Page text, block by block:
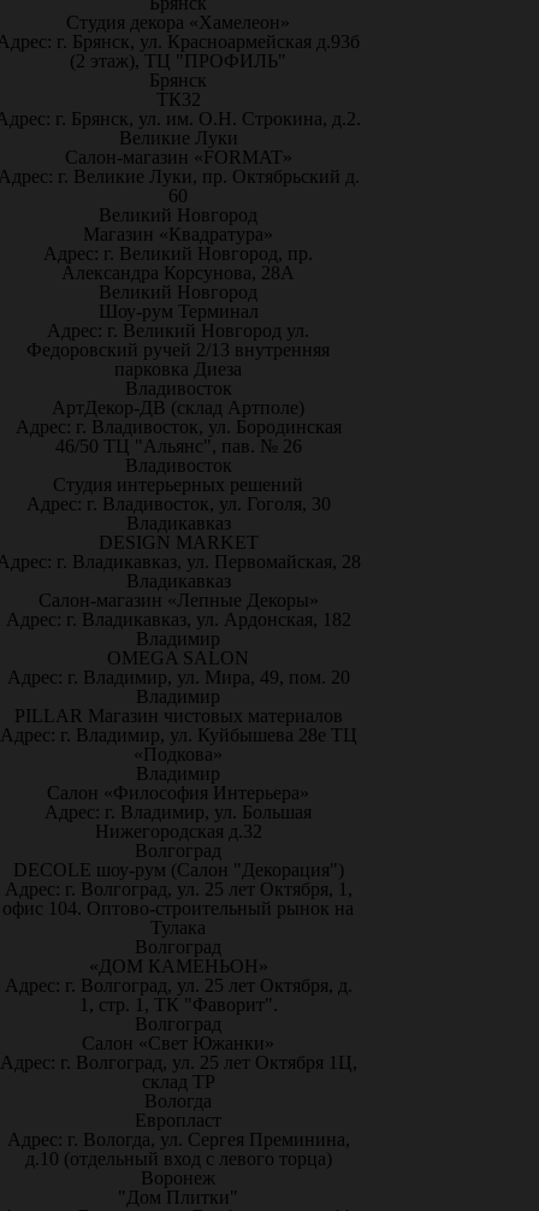
Студия декора «Хамелеон»
г. Брянск, ул. Красноармейская д.93б
(2 этаж), ТЦ "ПРОФИЛЬ"
Брянск
ТК32
г. Брянск, ул. им. О.Н. Строкина, д.2.
Великие Луки
Салон-магазин «FORMAT»
г. Великие Луки, пр. Октябрьский д.
60
Великий Новгород
Магазин «Квадратура»
Адрес: г. Великий Новгород, пр.
Александра Корсунова, 28А
Великий Новгород
Шоу-рум Терминал
Адрес: г. Великий Новгород ул.
Федоровский ручей 2/13 внутренняя
парковка Диеза
Владивосток
АртДекор-ДВ (склад Артполе)
Адрес: г. Владивосток, ул. Бородинская
46/50 ТЦ "Альянс", пав. № 26
Владивосток
Студия интерьерных решений
Адрес: г. Владивосток, ул. Гоголя, 30
Владикавказ
DESIGN MARKET
г. Владикавказ, ул. Первомайская, 28
Владикавказ
Салон-магазин «Лепные Декоры»
Адрес: г. Владикавказ, ул. Ардонская, 182
Владимир
OMEGA SALON
Адрес: г. Владимир, ул. Мира, 49, пом. 20
Владимир
PILLAR Магазин чистовых материалов
Адрес: г. Владимир, ул. Куйбышева 28е ТЦ
«Подкова»
Владимир
Салон «Философия Интерьера»
Адрес: г. Владимир, ул. Большая
Нижегородская д.32
Волгоград
DECOLE шоу-рум (Салон "Декорация")
Адрес: г. Волгоград, ул. 25 лет Октября, 1,
офис 104. Оптово-строительный рынок на
Тулака
Волгоград
«ДОМ КАМЕНЬОН»
Адрес: г. Волгоград, ул. 25 лет Октября, д.
1, стр. 1, ТК "Фаворит".
Волгоград
Салон «Свет Южанки»
Адрес: г. Волгоград, ул. 25 лет Октября 1Ц,
склад ТР
Вологда
Европласт
Адрес: г. Вологда, ул. Сергея Преминина,
д.10 (отдельный вход с левого торца)
Воронеж
"Дом Плитки"